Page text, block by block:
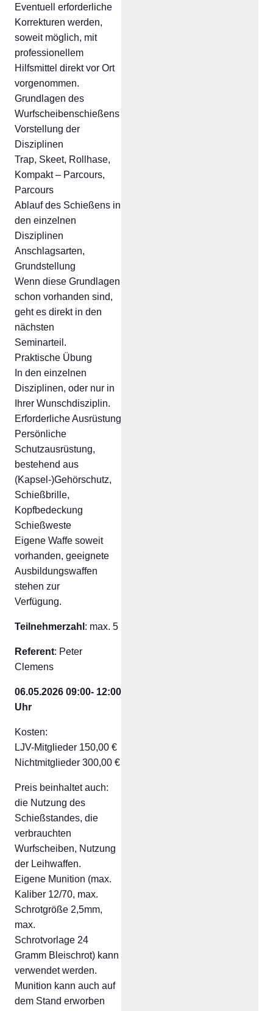
Eventuell erforderliche
Korrekturen werden,
soweit möglich, mit
professionellem
Hilfsmittel direkt vor Ort
vorgenommen.
Grundlagen des
Wurfscheibenschießens
Vorstellung der
Disziplinen
Trap, Skeet, Rollhase,
Kompakt – Parcours,
Parcours
Ablauf des Schießens in
den einzelnen
Disziplinen
Anschlagsarten,
Grundstellung
Wenn diese Grundlagen
schon vorhanden sind,
geht es direkt in den
nächsten
Seminarteil.
Praktische Übung
In den einzelnen
Disziplinen, oder nur in
Ihrer Wunschdisziplin.
Erforderliche Ausrüstung
Persönliche
Schutzausrüstung,
bestehend aus
(Kapsel-)Gehörschutz,
Schießbrille,
Kopfbedeckung
Schießweste
Eigene Waffe soweit
vorhanden, geeignete
Ausbildungswaffen
stehen zur
Verfügung.
Teilnehmerzahl : max. 5
Referent: Peter
Clemens
06.05.2026 09:00- 12:00
Uhr
Kosten:
LJV-Mitglieder 150,00 €
Nichtmitglieder 300,00 €
Preis beinhaltet auch:
die Nutzung des
Schießstandes, die
verbrauchten
Wurfscheiben, Nutzung
der Leihwaffen.
Eigene Munition (max.
Kaliber 12/70, max.
Schrotgröße 2,5mm,
max.
Schrotvorlage 24
Gramm Bleischrot) kann
verwendet werden.
Munition kann auch auf
dem Stand erworben